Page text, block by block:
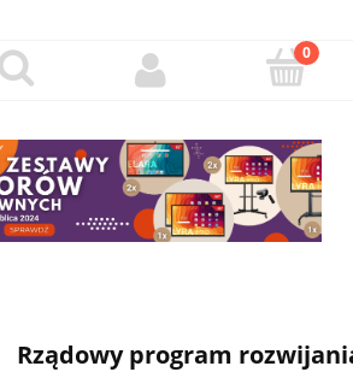
Rządowy program